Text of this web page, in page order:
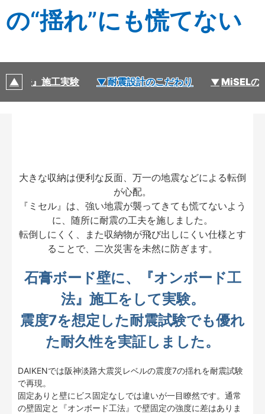
の“揺れ”にも慌てない
ド工法』施工実験 耐震設計のこだわり MiSELの
大きな収納は便利な反面、万一の地震などによる転倒
が心配。
『ミセル』は、強い地震が襲ってきても慌てないよう
に、随所に耐震の工夫を施しました。
転倒しにくく、また収納物が飛び出しにくい仕様とす
ることで、二次災害を未然に防ぎます。
石膏ボード壁に、『オンボード工
法』施工をして実験。
震度7を想定した耐震試験でも優れ
た耐久性を実証しました。
DAIKENでは阪神淡路大震災レベルの震度7の揺れを耐震試験
で再現。
固定ありと壁にビス固定なしでは違いが一目瞭然です。通常
の壁固定と『オンボード工法』で壁固定の強度に差はありま